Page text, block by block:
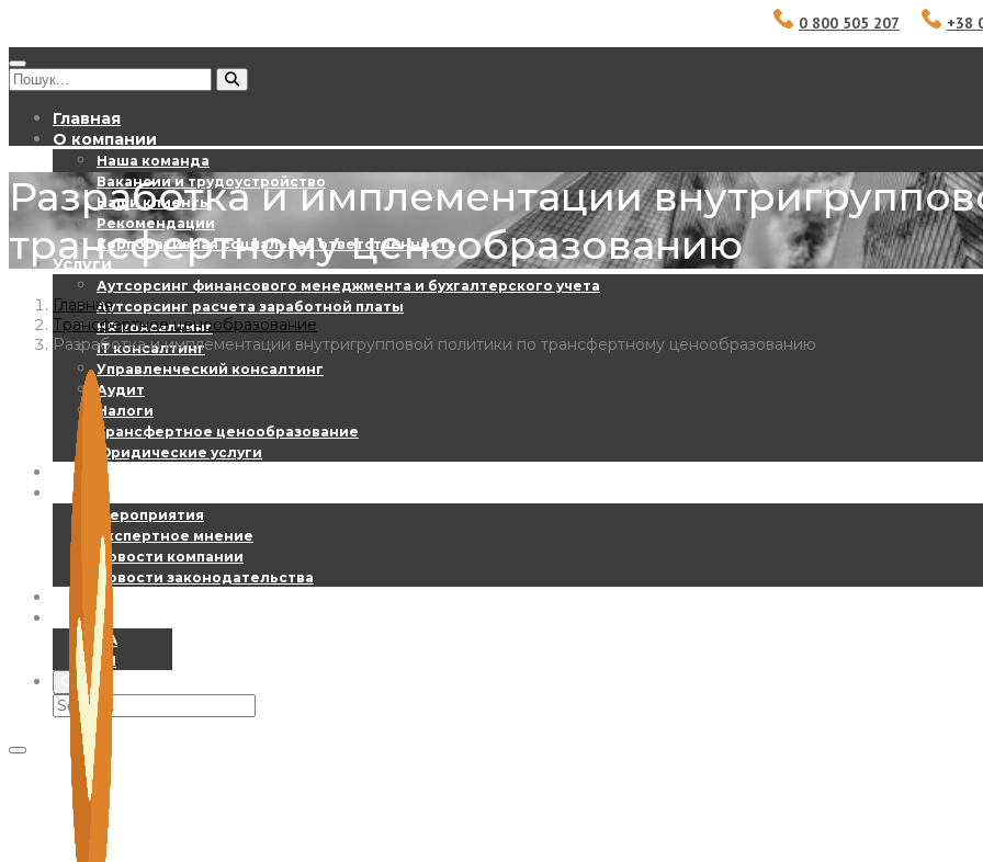
0 800 505 207 +38
Главная
О компании
Наша команда
Вакансии и трудоустройство
Наши клиенты
Рекомендации
Корпоративная социальная ответственность
Услуги
Аутсорсинг финансового менеджмента и бухгалтерского учета
Аутсорсинг расчета заработной платы
HR консалтинг
ІТ консалтинг
Управленческий консалтинг
Аудит
Налоги
Трансфертное ценообразование
Юридические услуги
EBS Digest
Новости
Мероприятия
Экспертное мнение
Новости компании
Новости законодательства
Контакты
UA
EN
Разработка и имплементации
трансфертному ценообразованию
Главная
Трансфертное ценообразование
Разработка и имплементации внутригрупповой политики по трансфертному ценообразованию